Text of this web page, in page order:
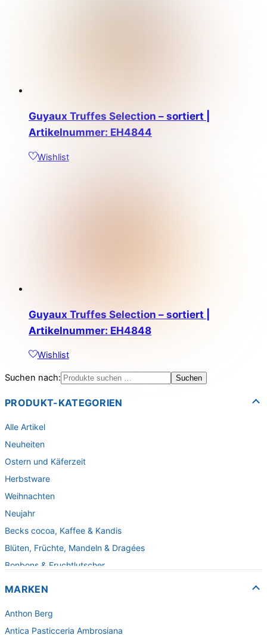
Guyaux Truffes Selection – sortiert |
Artikelnummer: EH4844
Wishlist
Guyaux Truffes Selection – sortiert |
Artikelnummer: EH4848
Wishlist
Suchen nach: Suchen
PRODUKT-KATEGORIEN
Alle Artikel
Neuheiten
Ostern und Käferzeit
Herbstware
Weihnachten
Neujahr
Becks cocoa, Kaffee & Kandis
Blüten, Früchte, Mandeln & Dragées
Bonbons & Fruchtlutscher
Fudge & Karamell
MARKEN
Anthon Berg
Antica Pasticceria Ambrosiana